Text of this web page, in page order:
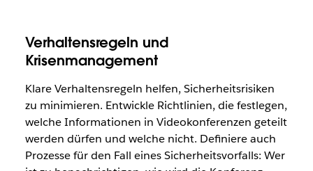
Verhaltensregeln und
Krisenmanagement
Klare Verhaltensregeln helfen, Sicherheitsrisiken
zu minimieren. Entwickle Richtlinien, die festlegen,
welche Informationen in Videokonferenzen geteilt
werden dürfen und welche nicht. Definiere auch
Prozesse für den Fall eines Sicherheitsvorfalls: Wer